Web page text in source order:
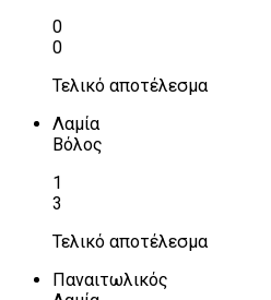
0
0
Τελικό αποτέλεσμα
Λαμία
Βόλος
1
3
Τελικό αποτέλεσμα
Παναιτωλικός